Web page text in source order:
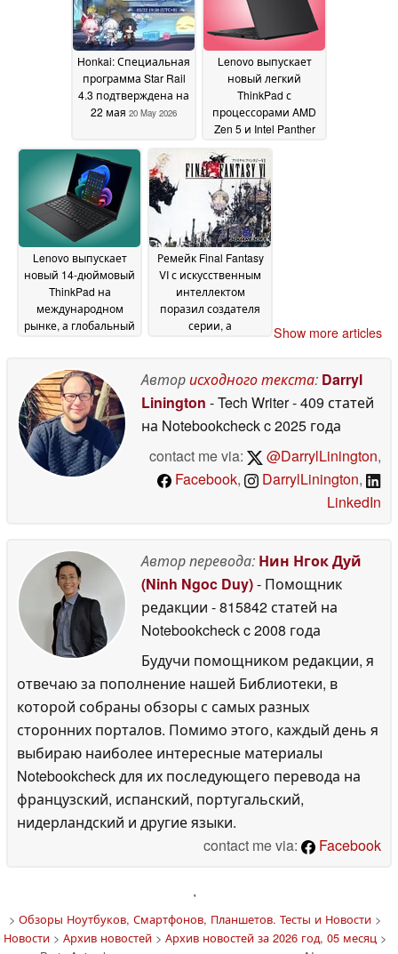
Honkai: Специальная
программа Star Rail
4.3 подтверждена на
22 мая 20 May 2026
Lenovo выпускает
новый легкий
ThinkPad с
процессорами AMD
Zen 5 и Intel Panther
20 May 2026
Lenovo выпускает
новый 14-дюймовый
ThinkPad на
международном
рынке, а глобальный
May 2026
Ремейк Final Fantasy
VI с искусственным
интеллектом
поразил создателя
серии, а
May 2026
Show more articles
Авторисходного текста: Darryl
Linington - Tech Writer- 409 статей
на Notebookcheckc 2025 года
contact me via:
@DarrylLinington,
Facebook, DarrylLinington,
LinkedIn
Автор перевода: Нин Нгок Дуй
(Ninh Ngoc Duy)- Помощник
редакции - 815842 статей на
Notebookcheckc 2008 года
Будучи помощником редакции, я
отвечаю за пополнение нашей Библиотеки, в
которой собраны обзоры с самых разных
сторонних порталов. Помимо этого, каждый день я
выбираю наиболее интересные материалы
Notebookcheck для их последующего перевода на
французский, испанский, португальский,
нидерландский и другие языки.
contact me via:
Facebook
'
> Обзоры Ноутбуков, Смартфонов, Планшетов. Тесты и Новости>
Новости> Архив новостей> Архив новостей за 2026 год, 05 месяц>